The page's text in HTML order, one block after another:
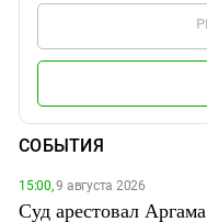
СОБЫТИЯ
15:00,9 августа 2026
Суд арестовал